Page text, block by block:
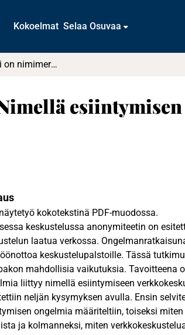
Kokoelmat Selaa Osuvaa
Verkossa nimi on nimimerkki. Nimellä esiintymisen ongelmat verkkokeskustelussa
kokotekstinä PDF-muodossa.
keskustelussa anonymiteetin on
laatua verkossa.
keskustelupalstoille. Tässä
mahdollisia vaikutuksia. Tavoitteena
liittyy nimellä esiintymiseen
neljän kysymyksen avulla. Ensin
ongelmia määriteltiin, toiseksi
ja kolmanneksi, miten